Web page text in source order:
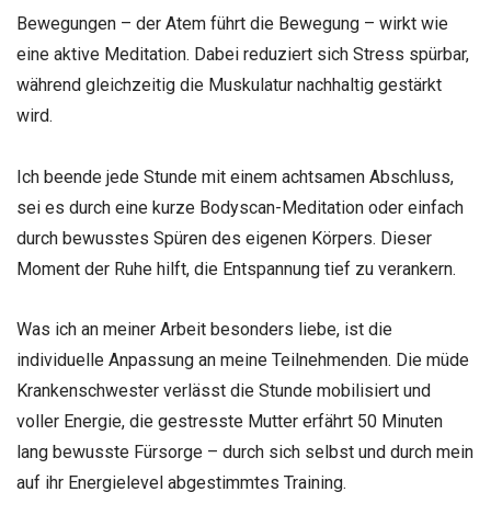
Bewegungen – der Atem führt die Bewegung – wirkt wie
eine aktive Meditation. Dabei reduziert sich Stress spürbar,
während gleichzeitig die Muskulatur nachhaltig gestärkt
wird.
Ich beende jede Stunde mit einem achtsamen Abschluss,
sei es durch eine kurze Bodyscan-Meditation oder einfach
durch bewusstes Spüren des eigenen Körpers. Dieser
Moment der Ruhe hilft, die Entspannung tief zu verankern.
Was ich an meiner Arbeit besonders liebe, ist die
individuelle Anpassung an meine Teilnehmenden. Die müde
Krankenschwester verlässt die Stunde mobilisiert und
voller Energie, die gestresste Mutter erfährt 50 Minuten
lang bewusste Fürsorge – durch sich selbst und durch mein
auf ihr Energielevel abgestimmtes Training.